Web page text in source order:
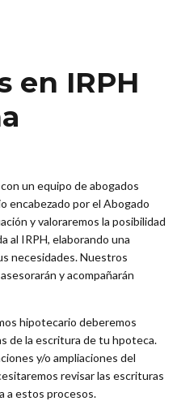
en IRPH
un equipo de abogados
encabezado por el Abogado
y valoraremos la posibilidad
al IRPH, elaborando una
necesidades. Nuestros
y acompañarán
hipotecario deberemos
de la escritura de tu hpoteca.
y/o ampliaciones del
revisar las escrituras
a estos procesos.